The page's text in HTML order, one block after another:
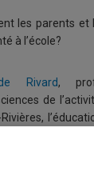
les parents
à l’école?
Rivard,
de
et la
santé